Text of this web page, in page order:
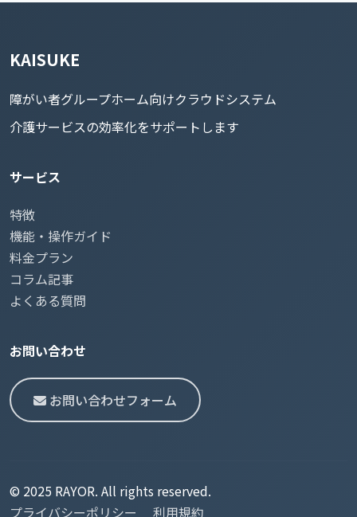
KAISUKE
障がい者グループホーム向けクラウドシステム
介護サービスの効率化をサポートします
サービス
特徴
機能・操作ガイド
料金プラン
コラム記事
よくある質問
お問い合わせ
お問い合わせフォーム
© 2025 RAYOR. All rights reserved.
プライバシーポリシー
利用規約